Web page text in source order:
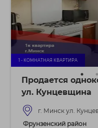
1 - КОМНАТНАЯ КВАРТИРА
Продается
ул. Кунцевщина
г. Минск ул.
Фрунзенский район